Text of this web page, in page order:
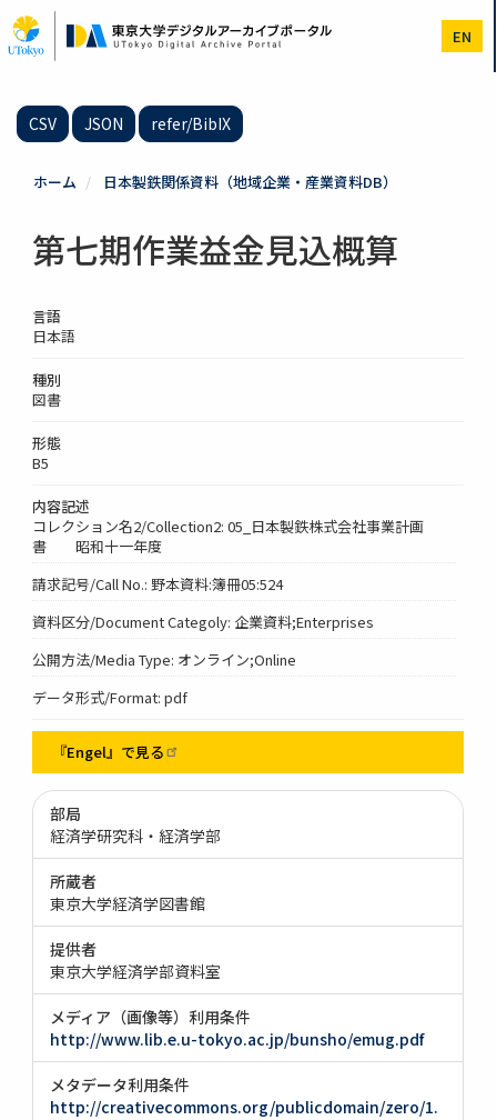
イ
ン
EN
CSV JSON refer/BibIX
ホーム 日本製鉄関係資料（地域企業・産業資料DB）
第七期作業益金見込概算
言語
日本語
種別
図書
形態
B5
内容記述
コレクション名2/Collection2: 05_日本製鉄株式会社事業計画
書 昭和十一年度
請求記号/Call No.: 野本資料:簿冊05:524
資料区分/Document Categoly: 企業資料;Enterprises
公開方法/Media Type: オンライン;Online
データ形式/Format: pdf
『Engel』で見る
部局
経済学研究科・経済学部
所蔵者
東京大学経済学図書館
提供者
東京大学経済学部資料室
メディア（画像等）利用条件
http://www.lib.e.u-tokyo.ac.jp/bunsho/emug.pdf
メタデータ利用条件
http://creativecommons.org/publicdomain/zero/1.